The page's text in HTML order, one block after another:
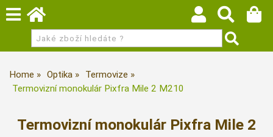
Home Optika
Termovize
Termovizní monokulár Pixfra Mile 2 M210
Termovizní monokulár Pixfra Mile 2